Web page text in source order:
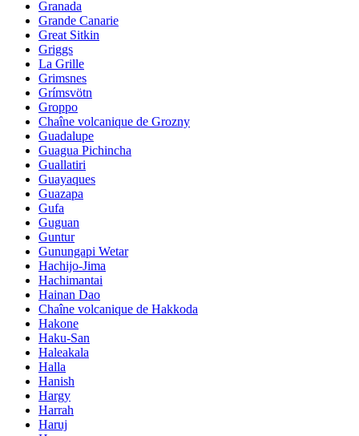
Granada
Grande Canarie
Great Sitkin
Griggs
La Grille
Grimsnes
Grímsvötn
Groppo
Chaîne volcanique de Grozny
Guadalupe
Guagua Pichincha
Guallatiri
Guayaques
Guazapa
Gufa
Guguan
Guntur
Gunungapi Wetar
Hachijo-Jima
Hachimantai
Hainan Dao
Chaîne volcanique de Hakkoda
Hakone
Haku-San
Haleakala
Halla
Hanish
Hargy
Harrah
Haruj